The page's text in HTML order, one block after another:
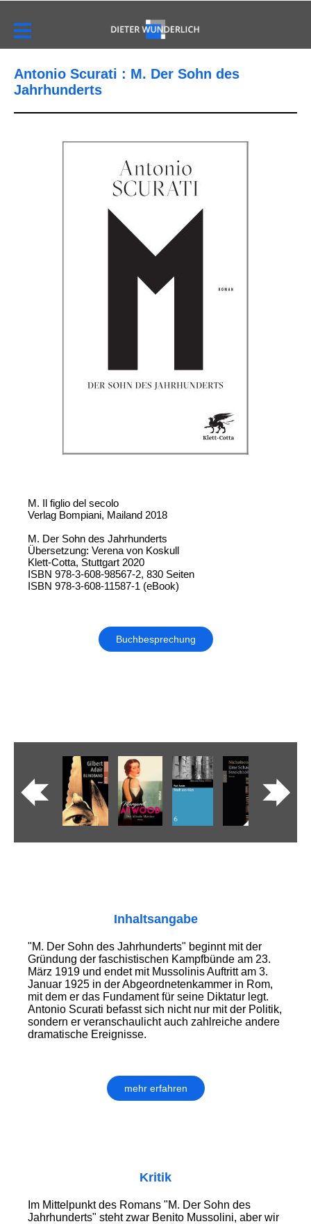
Antonio Scurati : M. Der Sohn des
Jahrhunderts
M. Il figlio del secolo
Verlag Bompiani, Mailand 2018
M. Der Sohn des Jahrhunderts
Übersetzung: Verena von Koskull
Klett-Cotta, Stuttgart 2020
ISBN 978-3-608-98567-2, 830 Seiten
ISBN 978-3-608-11587-1 (eBook)
Buchbesprechung
Inhaltsangabe
"M. Der Sohn des Jahrhunderts" beginnt mit der
Gründung der faschistischen Kampfbünde am 23.
März 1919 und endet mit Mussolinis Auftritt am 3.
Januar 1925 in der Abgeordnetenkammer in Rom,
mit dem er das Fundament für seine Diktatur legt.
Antonio Scurati befasst sich nicht nur mit der Politik,
sondern er veranschaulicht auch zahlreiche andere
dramatische Ereignisse.
mehr erfahren
Kritik
Im Mittelpunkt des Romans "M. Der Sohn des
Jahrhunderts" steht zwar Benito Mussolini, aber wir